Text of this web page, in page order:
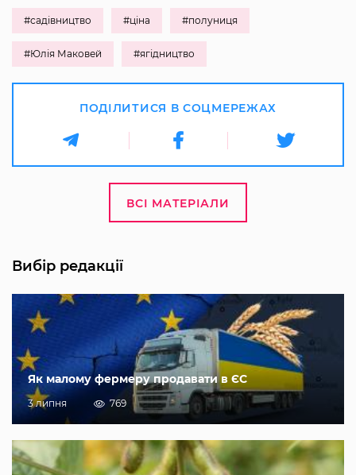
#садівництво #ціна #полуниця
#Юлія Маковей #ягідництво
ПОДІЛИТИСЯ В СОЦМЕРЕЖАХ
ВСІ МАТЕРІАЛИ
Вибір редакції
Як малому фермеру продавати в ЄС
3 липня 769